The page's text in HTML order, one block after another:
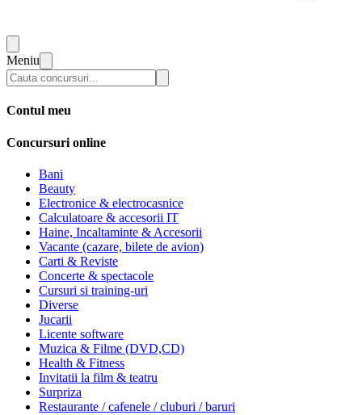
Meniu
Contul meu
Concursuri online
Bani
Beauty
Electronice & electrocasnice
Calculatoare & accesorii IT
Haine, Incaltaminte & Accesorii
Vacante (cazare, bilete de avion)
Carti & Reviste
Concerte & spectacole
Cursuri si training-uri
Diverse
Jucarii
Licente software
Muzica & Filme (DVD,CD)
Health & Fitness
Invitatii la film & teatru
Surpriza
Restaurante / cafenele / cluburi / baruri